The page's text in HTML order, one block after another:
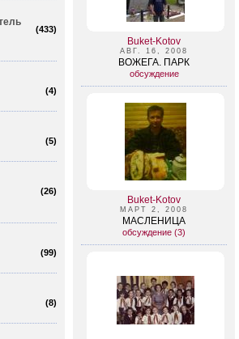
Buket-Kotov
АВГ. 16, 2008
ВОЖЕГА. ПАРК
обсуждение
Buket-Kotov
МАРТ 2, 2008
МАСЛЕНИЦА
обсуждение (3)
(433)
(4)
(5)
(26)
(99)
(8)